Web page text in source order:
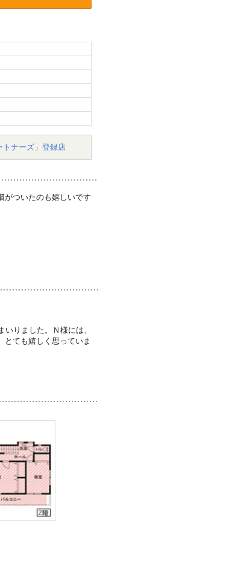
トナーズ」登録店
がついたのも嬉しいです
りました。Ｎ様には、
とても嬉しく思っていま